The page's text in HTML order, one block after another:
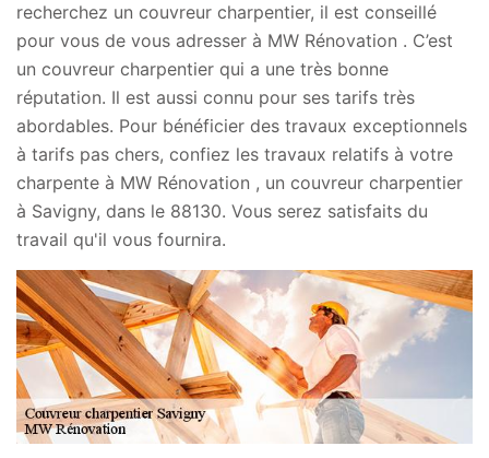
recherchez un couvreur charpentier, il est conseillé
pour vous de vous adresser à MW Rénovation . C’est
un couvreur charpentier qui a une très bonne
réputation. Il est aussi connu pour ses tarifs très
abordables. Pour bénéficier des travaux exceptionnels
à tarifs pas chers, confiez les travaux relatifs à votre
charpente à MW Rénovation , un couvreur charpentier
à Savigny, dans le 88130. Vous serez satisfaits du
travail qu'il vous fournira.